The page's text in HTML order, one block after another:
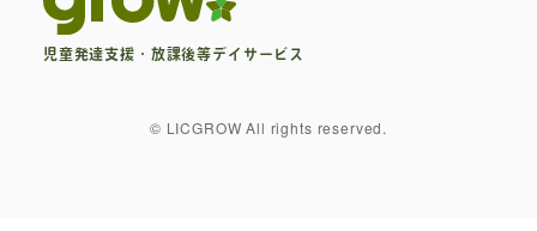
児童発達支援・放課後等デイサービス
© LICGROW All rights reserved.